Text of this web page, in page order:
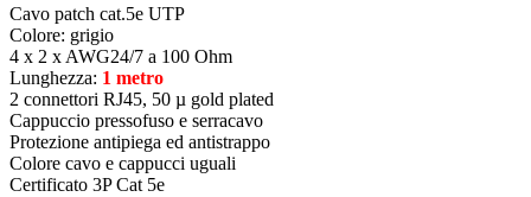
Cavo patch cat.5e UTP
Colore: grigio
4 x 2 x AWG24/7 a 100 Ohm
Lunghezza: 1 metro
2 connettori RJ45, 50 µ gold plated
Cappuccio pressofuso e serracavo
Protezione antipiega ed antistrappo
Colore cavo e cappucci uguali
Certificato 3P Cat 5e